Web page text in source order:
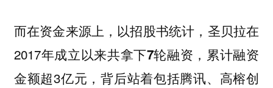
而在资金来源上，以招股书统计，圣贝拉在
2017年成立以来共拿下7轮融资 ，累计融资
金额超3亿元，背后站着包括腾讯、高榕创